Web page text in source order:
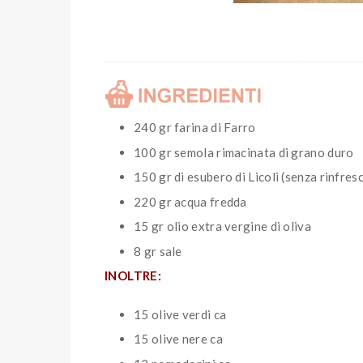
240 gr farina di Farro
100 gr semola rimacinata di grano duro
150 gr di esubero di Licoli (senza
220 gr acqua fredda
15 gr olio extra vergine di oliva
8 gr sale
INOLTRE:
15 olive verdi ca
15 olive nere ca